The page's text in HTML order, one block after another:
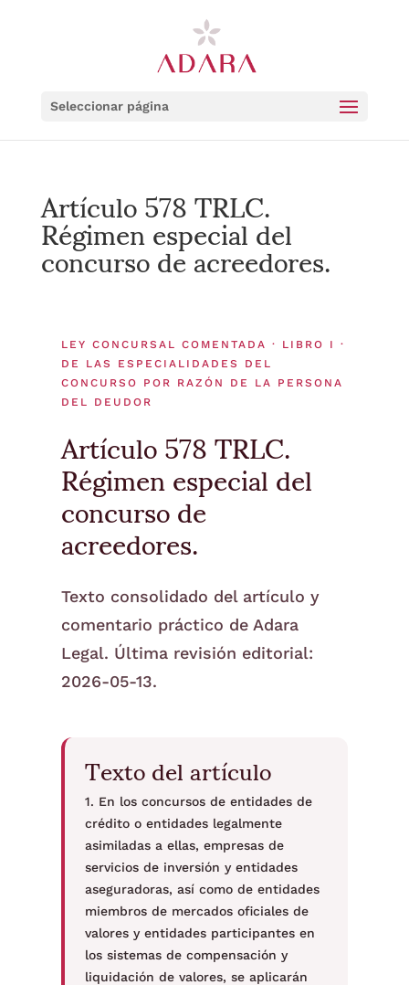
Seleccionar página
Artículo 578 TRLC.
Régimen especial del
concurso de acreedores.
LEY CONCURSAL COMENTADA · LIBRO I ·
DE LAS ESPECIALIDADES DEL
CONCURSO POR RAZÓN DE LA PERSONA
DEL DEUDOR
Artículo 578 TRLC.
Régimen especial del
concurso de
acreedores.
Texto consolidado del artículo y
comentario práctico de Adara
Legal. Última revisión editorial:
2026-05-13.
Texto del artículo
1. En los concursos de entidades de
crédito o entidades legalmente
asimiladas a ellas, empresas de
servicios de inversión y entidades
aseguradoras, así como de entidades
miembros de mercados oficiales de
valores y entidades participantes en
los sistemas de compensación y
liquidación de valores, se aplicarán